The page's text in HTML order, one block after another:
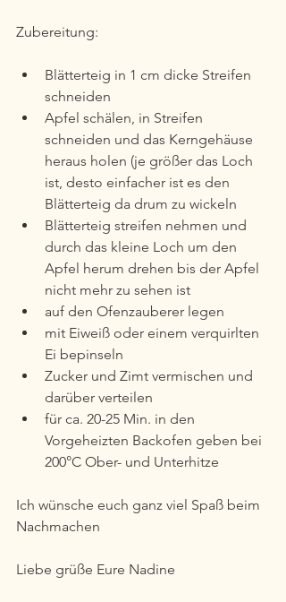
Zubereitung:
Blätterteig in 1 cm dicke Streifen
schneiden
Apfel schälen, in Streifen
schneiden und das Kerngehäuse
heraus holen (je größer das Loch
ist, desto einfacher ist es den
Blätterteig da drum zu wickeln
Blätterteig streifen nehmen und
durch das kleine Loch um den
Apfel herum drehen bis der Apfel
nicht mehr zu sehen ist
auf den Ofenzauberer legen
mit Eiweiß oder einem verquirlten
Ei bepinseln
Zucker und Zimt vermischen und
darüber verteilen
für ca. 20-25 Min. in den
Vorgeheizten Backofen geben bei
200°C Ober- und Unterhitze
Ich wünsche euch ganz viel Spaß beim
Nachmachen
Liebe grüße Eure Nadine